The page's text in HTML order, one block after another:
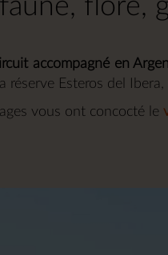
flore,
accompagné en
réserve Esteros del
vous ont concocté le